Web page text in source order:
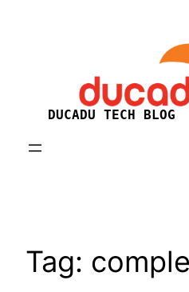
DUCADU TECH BLOG
Tag: